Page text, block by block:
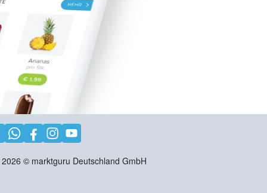
2026 © marktguru Deutschland GmbH